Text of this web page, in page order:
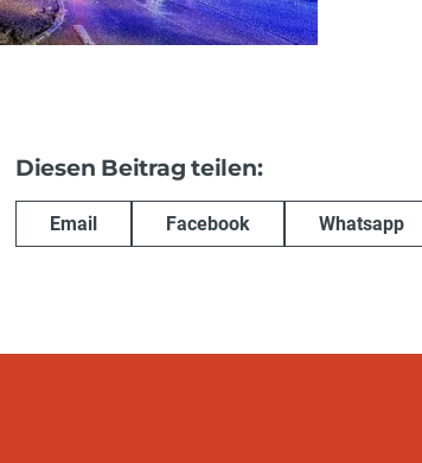
Diesen Beitrag teilen:
Email Facebook Whatsapp